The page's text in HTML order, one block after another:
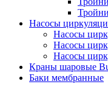
Насосы
Насосы
Насосы
Насосы
Краны шаровые
Баки мембранные